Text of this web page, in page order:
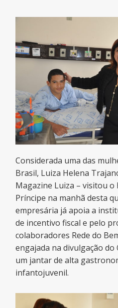
Considerada uma das
Brasil, Luiza Helena
Magazine Luiza – visitou o
Príncipe na manhã desta
empresária já apoia a
de incentivo fiscal e pelo
colaboradores Rede do
engajada na divulgação do
um jantar de alta
infantojuvenil.